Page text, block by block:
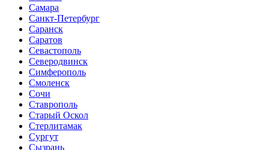
Самара
Санкт-Петербург
Саранск
Саратов
Севастополь
Северодвинск
Симферополь
Смоленск
Сочи
Ставрополь
Старый Оскол
Стерлитамак
Сургут
Сызрань